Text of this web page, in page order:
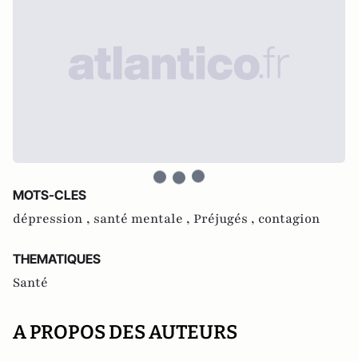
MOTS-CLES
dépression , santé mentale , Préjugés , contagion
THEMATIQUES
Santé
A PROPOS DES AUTEURS